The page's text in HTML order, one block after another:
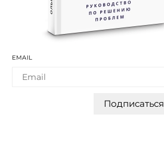
EMAIL
Подписаться